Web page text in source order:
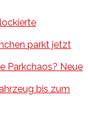
parkt jetzt
Parkchaos? Neue
bis zum